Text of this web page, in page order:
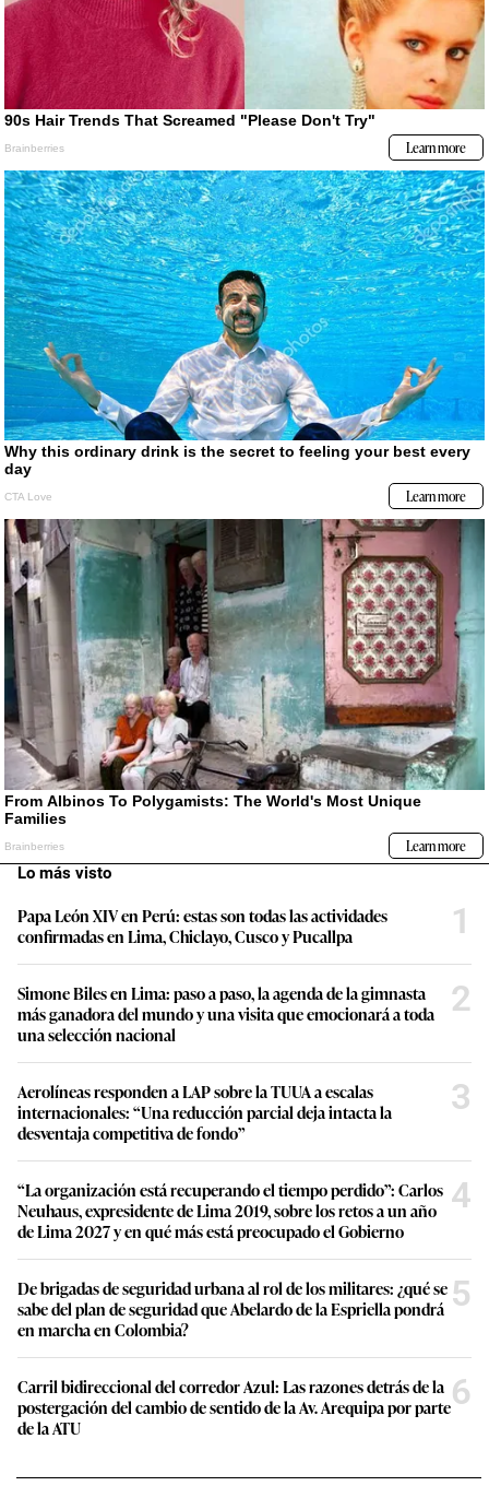
Lo más visto
Papa León XIV en Perú: estas son todas las actividades
confirmadas en Lima, Chiclayo, Cusco y Pucallpa
1
Simone Biles en Lima: paso a paso, la agenda de la gimnasta
más ganadora del mundo y una visita que emocionará a toda
una selección nacional
2
Aerolíneas responden a LAP sobre la TUUA a escalas
internacionales: “Una reducción parcial deja intacta la
desventaja competitiva de fondo”
3
“La organización está recuperando el tiempo perdido”: Carlos
Neuhaus, expresidente de Lima 2019, sobre los retos a un año
de Lima 2027 y en qué más está preocupado el Gobierno
4
De brigadas de seguridad urbana al rol de los militares: ¿qué se
sabe del plan de seguridad que Abelardo de la Espriella pondrá
en marcha en Colombia?
5
Carril bidireccional del corredor Azul: Las razones detrás de la
postergación del cambio de sentido de la Av. Arequipa por parte
de la ATU
6